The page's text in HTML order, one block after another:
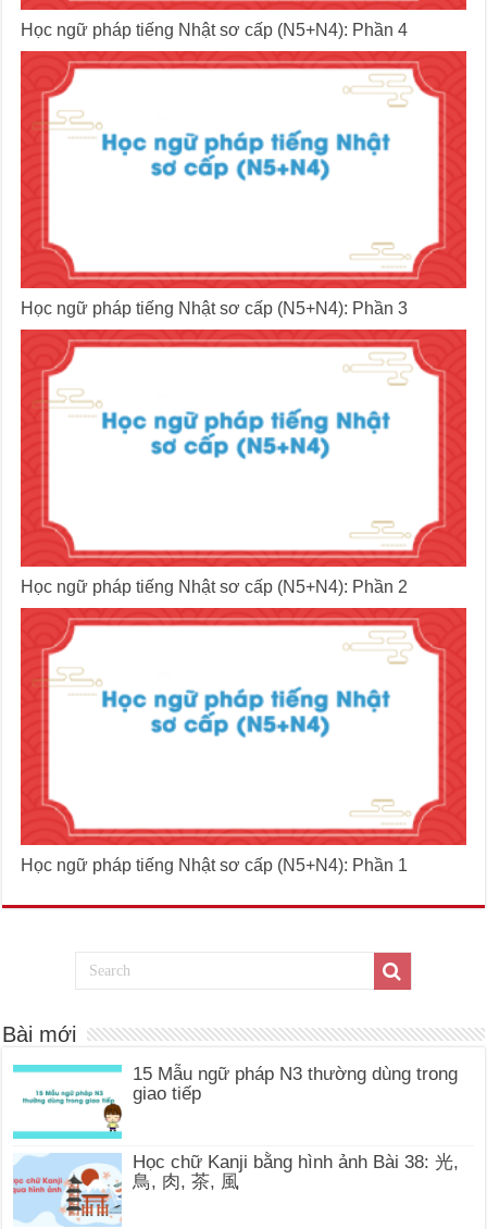
Học ngữ pháp tiếng Nhật sơ cấp (N5+N4): Phần 4
Học ngữ pháp tiếng Nhật sơ cấp (N5+N4): Phần 3
Học ngữ pháp tiếng Nhật sơ cấp (N5+N4): Phần 2
Học ngữ pháp tiếng Nhật sơ cấp (N5+N4): Phần 1
Bài mới
15 Mẫu ngữ pháp N3 thường dùng trong
giao tiếp
Học chữ Kanji bằng hình ảnh Bài 38: 光,
鳥, 肉, 茶, 風